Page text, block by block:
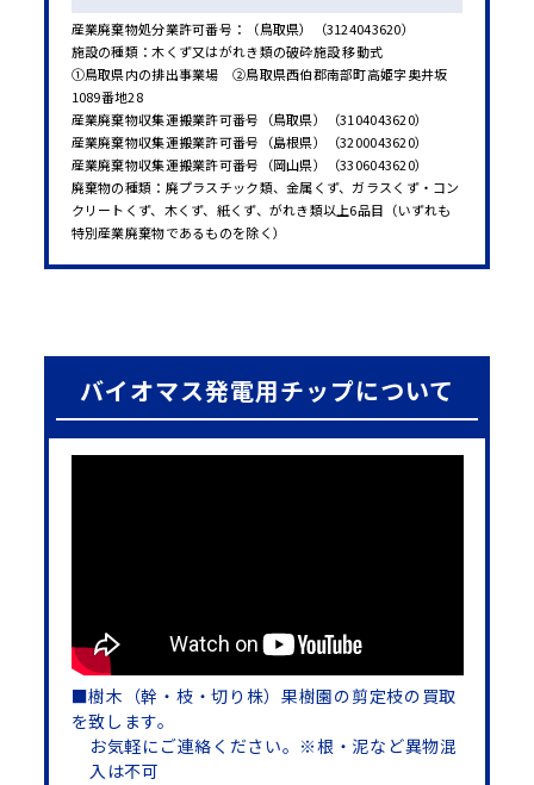
産業廃棄物処分業許可番号：（鳥取県）（3124043620）
施設の種類：木くず又はがれき類の破砕施設 移動式
①鳥取県内の排出事業場 ②鳥取県西伯郡南部町高姫字奥井坂
1089番地28
産業廃棄物収集運搬業許可番号（鳥取県）（3104043620）
産業廃棄物収集運搬業許可番号（島根県）（3200043620）
産業廃棄物収集運搬業許可番号（岡山県）（3306043620）
廃棄物の種類：廃プラスチック類、金属くず、ガラスくず・コン
クリートくず、木くず、紙くず、がれき類以上6品目（いずれも
特別産業廃棄物であるものを除く）
バイオマス発電用チップについて
■樹木（幹・枝・切り株）果樹園の剪定枝の買取
を致します。
お気軽にご連絡ください。※根・泥など異物混
入は不可